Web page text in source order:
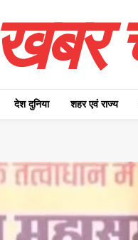
खबर
देश दुनिया शहर एवं राज्य